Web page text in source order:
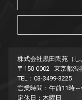
株式会社黒田陶苑（し
〒150-0002 東京都渋
TEL：03-3499-3225
営業時間：午前11時
定休日：木曜日